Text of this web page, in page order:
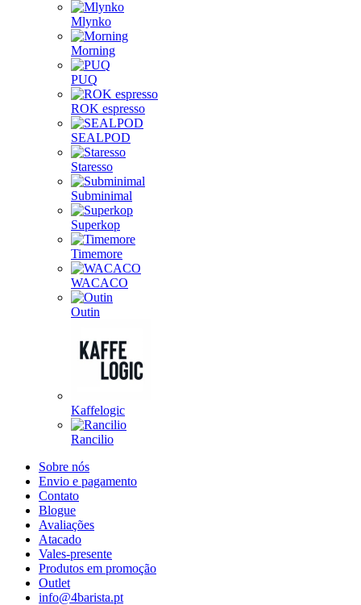
Mlynko
Morning
PUQ
ROK espresso
SEALPOD
Staresso
Subminimal
Superkop
Timemore
WACACO
Outin
Kaffelogic
Rancilio
Sobre nós
Envio e pagamento
Contato
Blogue
Avaliações
Atacado
Vales-presente
Produtos em promoção
Outlet
info@4barista.pt